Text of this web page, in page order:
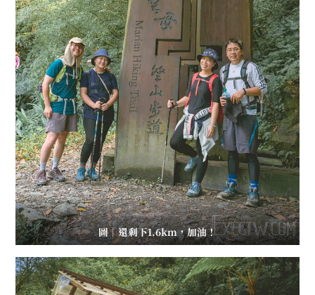
圖｜還剩下1.6km，加油！